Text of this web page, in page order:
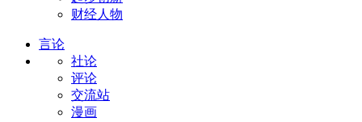
财经人物
言论
社论
评论
交流站
漫画